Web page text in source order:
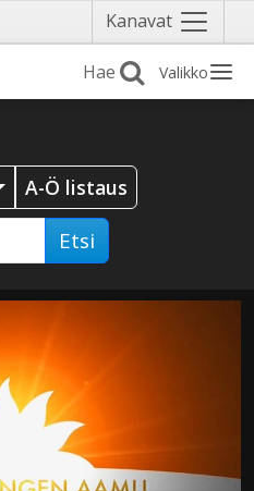
Kanavat Näytä
valikko
Valikko
A-Ö listaus
Etsi